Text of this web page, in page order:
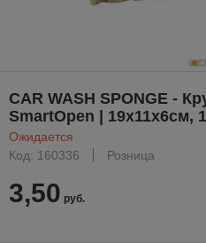
CAR WASH SPONGE -
SmartOpen | 19x11x6см,
Ожидается
Код: 160336
Розница
3,50 руб.